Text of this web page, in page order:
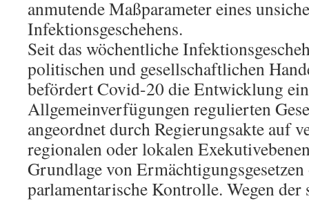
anmutende Maßparameter eines
Infektionsgeschehens.
Seit das wöchentliche
politischen und gesellschaftlichen
befördert Covid-20 die Entwicklung
Allgemeinverfügungen regulierten
angeordnet durch Regierungsakte auf
regionalen oder lokalen
Grundlage von
parlamentarische Kontrolle. Wegen der